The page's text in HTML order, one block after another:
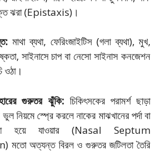
ঝরা (Epistaxis)।
মাথা ব্যথা, ফেরিংজাইটিস (গলা ব্যথা), মুখ,
সাইনাসে চাপ বা নেসো সাইনাস কনজেশন
ওঠা।
গুরুতর ঝুঁকি: চিকিৎসকের পরামর্শ ছাড়া
নিয়মে স্প্রে করলে নাকের মাঝখানের পর্দা বা
হয়ে যাওয়ার (Nasal Septum
অত্যন্ত বিরল ও গুরুতর জটিলতা তৈরি